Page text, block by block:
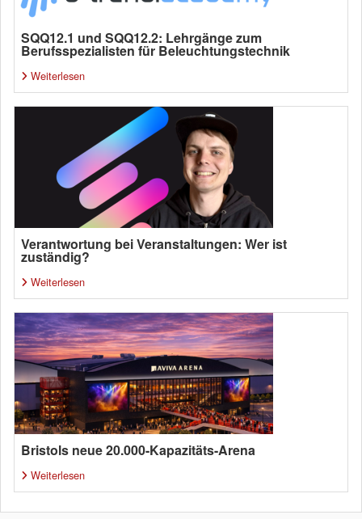
SQQ12.1 und SQQ12.2: Lehrgänge zum
Berufsspezialisten für Beleuchtungstechnik
Weiterlesen
Verantwortung bei Veranstaltungen: Wer ist
zuständig?
Weiterlesen
Bristols neue 20.000-Kapazitäts-Arena
Weiterlesen